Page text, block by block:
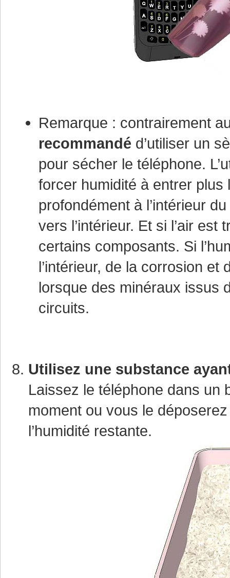
Remarque : contrairement
recommandé d’utiliser un
pour sécher le téléphone.
forcer humidité à entrer
profondément à l’intérieur
vers l’intérieur. Et si l’air
certains composants. Si
l’intérieur, de la corrosion et
lorsque des minéraux issus
circuits.
Utilisez une substance
Laissez le téléphone dans un
moment ou vous le
l’humidité restante.